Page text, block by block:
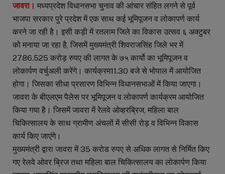
जावरा। मध्यप्रदेश विधानसभा चुनाव की आंचार संहित लगने से पूर्व
भाजपा सरकार पुरे प्रदेश में एक साथ कई भूमिपूजन व लोकापर्ण कार्य
करने जा रही है। इसी कड़ी में रतलाम जिले का विकास उत्सव ६ अक्टुबर
को मनाया जा रहा है, जिसमें मुख्यमंत्री शिवराजसिंह जिले भर में
2786.525 करोड़ रुपए की लागत के ७५ कार्यो का भूमिपूजन व
लोकार्पण वर्चुअली करेंगे। कार्यक्रम11.30 बजे से भोपाल में आयोजित
होगा। जिसका सीधा प्रसारण विभिन्न विधानसभाओं में किया जाएगा।
जावरा के बीएलएम पैलेस पर भूमिपूजन व लोकापर्ण कार्यक्रम आयोजित
किया गया है। जिसमें जावरा में रेलवे ओव्हरब्रिज, महिला बाल
चिकित्सालय के साथ ग्रामीण अंचलों में सीसी रोड़ व विभिन्न विकास
कार्य किए जाएंगे।
मुख्यमंत्री द्वारा जावरा में 35 करोड रुपए से अधिक लागत से निर्मित किए
गए रेलवे ओवर ब्रिज तथा महिला बाल चिकित्सालय का लोकार्पण किया